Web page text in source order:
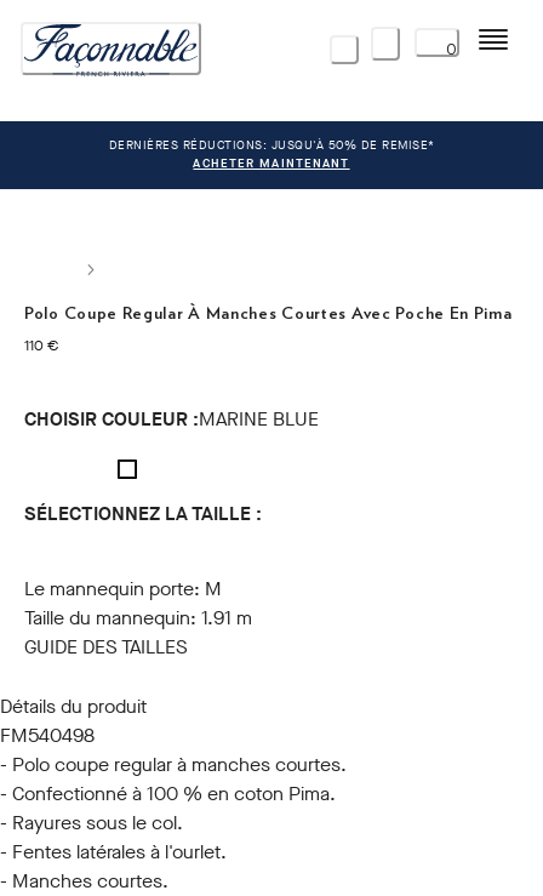
0 Menu
DERNIÈRES RÉDUCTIONS: JUSQU'À 50% DE REMISE*
ACHETER MAINTENANT
Polo Coupe Regular À Manches Courtes Avec Poche En Pima
110 €
current price 110 €
CHOISIR COULEUR :MARINE BLUE
SÉLECTIONNEZ LA TAILLE :
Le mannequin porte: M
Taille du mannequin: 1.91 m
GUIDE DES TAILLES
Détails du produit
FM540498
- Polo coupe regular à manches courtes.
- Confectionné à 100 % en coton Pima.
- Rayures sous le col.
- Fentes latérales à l'ourlet.
- Manches courtes.